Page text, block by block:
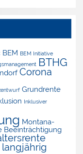
BEM BEM Initiative
BTHG
Corona
Grundrente
Inklusiver
Montana-
Beeinträchtigung